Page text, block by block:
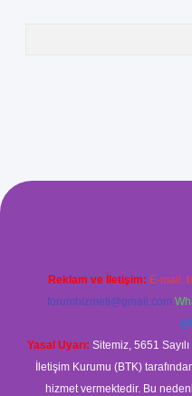
Reklam ve İletişim: E-mail:
forumhizmeti@gmail.com
Yasal Uyarı: Sitemiz, 5651
İletişim Kurumu (BTK)
hizmet vermektedir. Bu